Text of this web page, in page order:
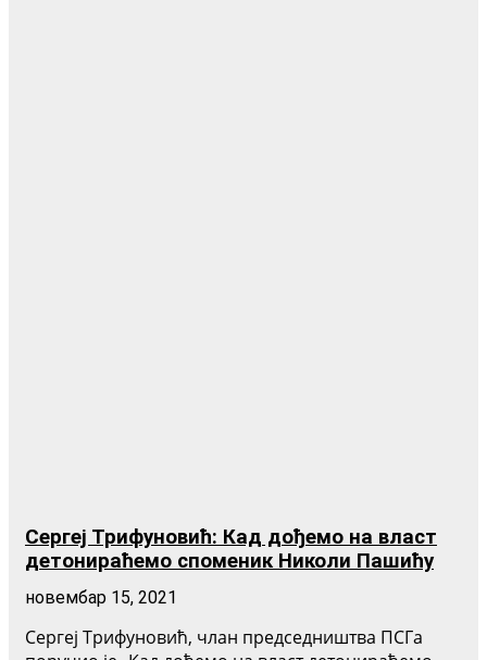
Сергеј Трифуновић: Кад дођемо на власт
детонираћемо споменик Николи Пашићу
новембар 15, 2021
Сергеј Трифуновић, члан председништва ПСГа